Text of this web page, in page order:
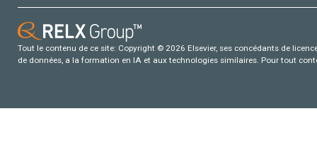
Tout le contenu de ce site: Copyright © 2026 Elsevier, ses concédants de
de données, a la formation en IA et aux technologies similaires. Pour tout